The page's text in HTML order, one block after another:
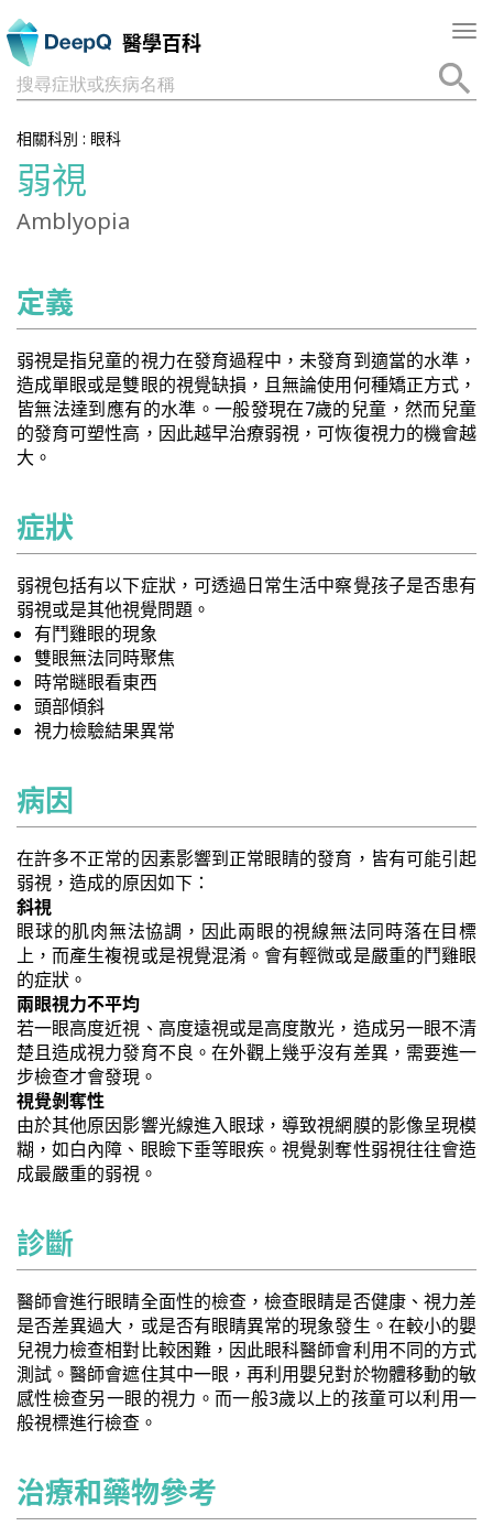
醫學百科
搜尋症狀或疾病名稱
相關科別 : 眼科
弱視
Amblyopia
定義
弱視是指兒童的視力在發育過程中，未發育到適當的水準，
造成單眼或是雙眼的視覺缺損，且無論使用何種矯正方式，
皆無法達到應有的水準。一般發現在7歲的兒童，然而兒童
的發育可塑性高，因此越早治療弱視，可恢復視力的機會越
大。
症狀
弱視包括有以下症狀，可透過日常生活中察覺孩子是否患有
弱視或是其他視覺問題。
有鬥雞眼的現象
雙眼無法同時聚焦
時常瞇眼看東西
頭部傾斜
視力檢驗結果異常
病因
在許多不正常的因素影響到正常眼睛的發育，皆有可能引起
弱視，造成的原因如下：
斜視
眼球的肌肉無法協調，因此兩眼的視線無法同時落在目標
上，而產生複視或是視覺混淆。會有輕微或是嚴重的鬥雞眼
的症狀。
兩眼視力不平均
若一眼高度近視、高度遠視或是高度散光，造成另一眼不清
楚且造成視力發育不良。在外觀上幾乎沒有差異，需要進一
步檢查才會發現。
視覺剝奪性
由於其他原因影響光線進入眼球，導致視網膜的影像呈現模
糊，如白內障、眼瞼下垂等眼疾。視覺剝奪性弱視往往會造
成最嚴重的弱視。
診斷
醫師會進行眼睛全面性的檢查，檢查眼睛是否健康、視力差
是否差異過大，或是否有眼睛異常的現象發生。在較小的嬰
兒視力檢查相對比較困難，因此眼科醫師會利用不同的方式
測試。醫師會遮住其中一眼，再利用嬰兒對於物體移動的敏
感性檢查另一眼的視力。而一般3歲以上的孩童可以利用一
般視標進行檢查。
治療和藥物參考